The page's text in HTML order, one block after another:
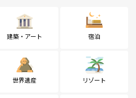
建築・アート 宿泊
世界遺産 リゾート